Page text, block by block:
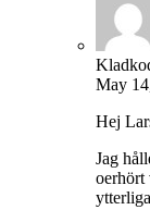
May
Hej
Jag
oerhört